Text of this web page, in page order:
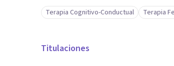
Terapia Cognitivo-Conductual Terapia
Titulaciones